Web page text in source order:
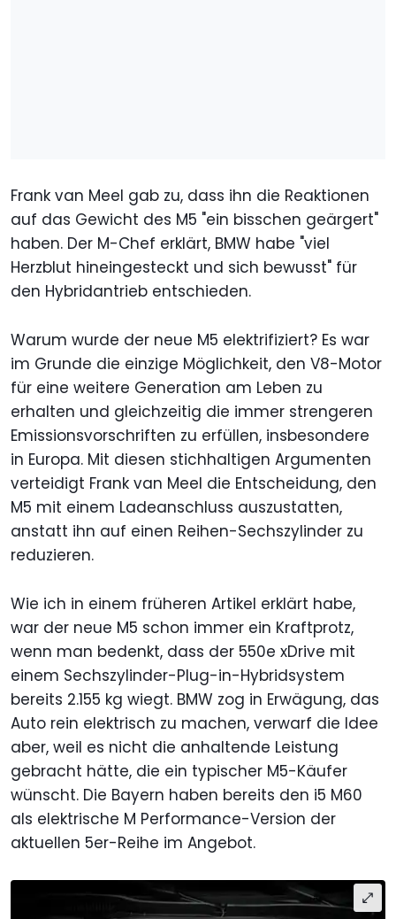
Frank van Meel gab zu, dass ihn die Reaktionen
auf das Gewicht des M5 "ein bisschen geärgert"
haben. Der M-Chef erklärt, BMW habe "viel
Herzblut hineingesteckt und sich bewusst" für
den Hybridantrieb entschieden.
Warum wurde der neue M5 elektrifiziert? Es war
im Grunde die einzige Möglichkeit, den V8-Motor
für eine weitere Generation am Leben zu
erhalten und gleichzeitig die immer strengeren
Emissionsvorschriften zu erfüllen, insbesondere
in Europa. Mit diesen stichhaltigen Argumenten
verteidigt Frank van Meel die Entscheidung, den
M5 mit einem Ladeanschluss auszustatten,
anstatt ihn auf einen Reihen-Sechszylinder zu
reduzieren.
Wie ich in einem früheren Artikel erklärt habe,
war der neue M5 schon immer ein Kraftprotz,
wenn man bedenkt, dass der 550e xDrive mit
einem Sechszylinder-Plug-in-Hybridsystem
bereits 2.155 kg wiegt. BMW zog in Erwägung, das
Auto rein elektrisch zu machen, verwarf die Idee
aber, weil es nicht die anhaltende Leistung
gebracht hätte, die ein typischer M5-Käufer
wünscht. Die Bayern haben bereits den i5 M60
als elektrische M Performance-Version der
aktuellen 5er-Reihe im Angebot.